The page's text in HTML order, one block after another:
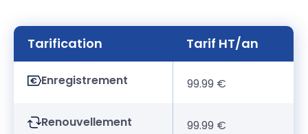
Tarification Tarif HT/an
Enregistrement 99.99 €
Renouvellement 99.99 €